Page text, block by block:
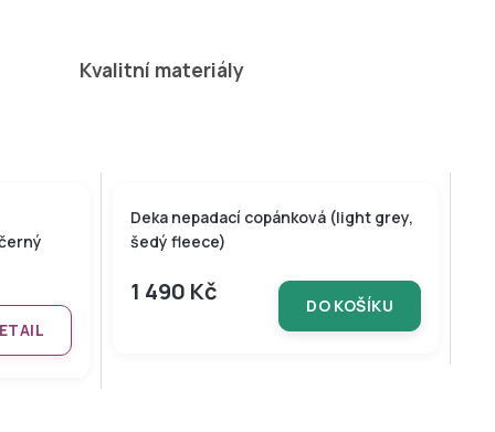
Kvalitní materiály
Deka nepadací copánková (light grey,
šedý fleece)
1 490 Kč DO KOŠÍKU